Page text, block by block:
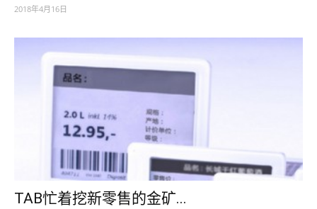
2018年4月16日
TAB忙着挖新零售的金矿...